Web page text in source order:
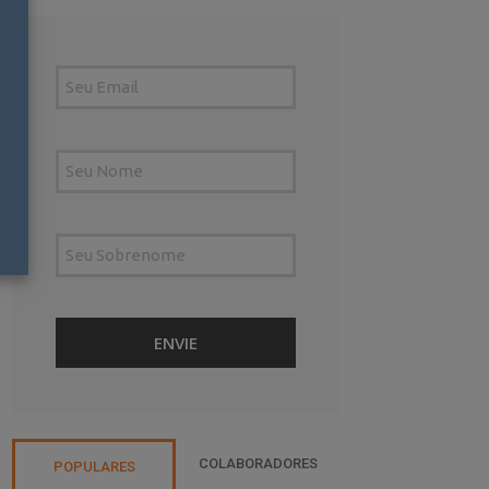
POPULARES COLABORADORES